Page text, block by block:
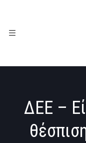
ΔΕΕ –